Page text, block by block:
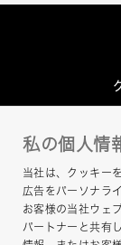
私の個人情
当社は、クッキー
広告をパーソナラ
お客様の当社ウェ
パートナーと共有